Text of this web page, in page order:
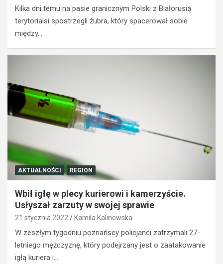
Kilka dni temu na pasie granicznym Polski z Białorusią
terytorialsi spostrzegli żubra, który spacerował sobie
między…
AKTUALNOŚCI REGION
Wbił igłę w plecy kurierowi i kamerzyście.
Usłyszał zarzuty w swojej sprawie
21 stycznia 2022 Kamila Kalinowska
W zeszłym tygodniu poznańscy policjanci zatrzymali 27-
letniego mężczyznę, który podejrzany jest o zaatakowanie
igłą kuriera i…